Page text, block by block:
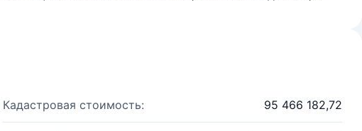
Кадастровая стоимость: 95 466 182,72